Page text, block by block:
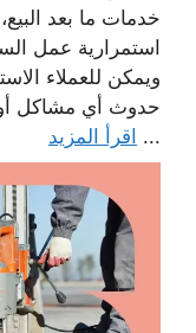
خدمات ما بعد
استمرارية عمل
ويمكن للعملاء
حدوث أي مشاكل أو
... اقرأ المزيد